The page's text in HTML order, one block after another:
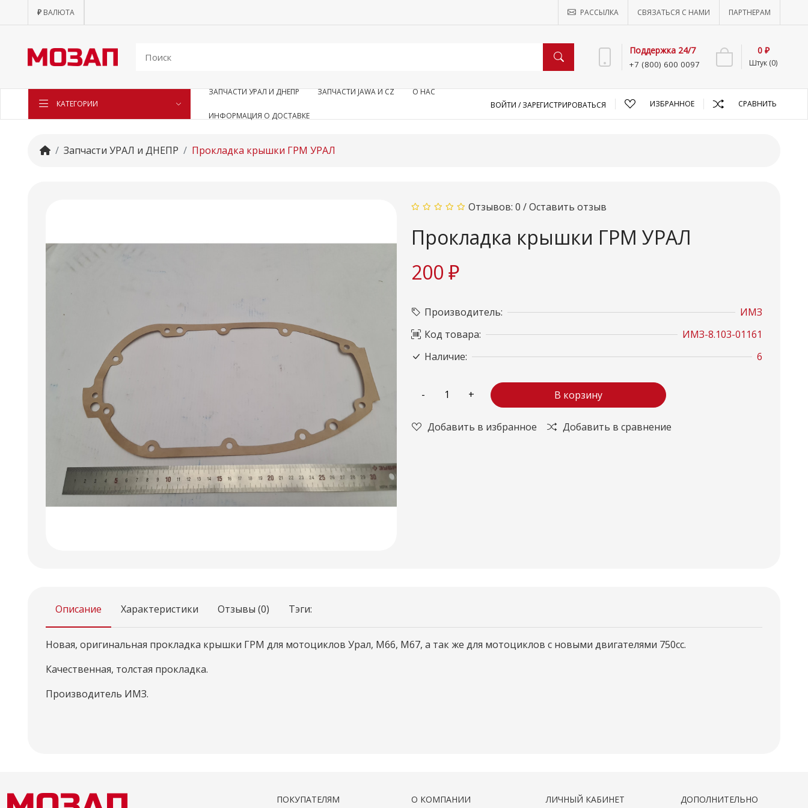
₽ ВАЛЮТА РАССЫЛКА СВЯЗАТЬСЯ С НАМИ ПАРТНЕРАМ
Поддержка 24/7
+7 (800) 600 0097 Штук (0)
0 ₽
КАТЕГОРИИ
ЗАПЧАСТИ УРАЛ И ДНЕПР ЗАПЧАСТИ JAWA И CZ О НАС
ИНФОРМАЦИЯ О ДОСТАВКЕ
ВОЙТИ /ЗАРЕГИСТРИРОВАТЬСЯ ИЗБРАННОЕ СРАВНИТЬ
Запчасти УРАЛ и ДНЕПР Прокладка крышки ГРМ УРАЛ
Отзывов: 0 /Оставить отзыв
Прокладка крышки ГРМ УРАЛ
200 ₽
Производитель:
ИМЗ
Код товара:
ИМЗ-8.103-01161
Наличие:
6
В корзину
Добавить в избранное Добавить в сравнение
Описание Характеристики Отзывы (0) Тэги:
Новая, оригинальная прокладка крышки ГРМ для мотоциклов Урал, М66, М67, а так же для мотоциклов с новыми двигателями 750сс.
Качественная, толстая прокладка.
Производитель ИМЗ.
ПОКУПАТЕЛЯМ О КОМПАНИИ ЛИЧНЫЙ КАБИНЕТ ДОПОЛНИТЕЛЬНО